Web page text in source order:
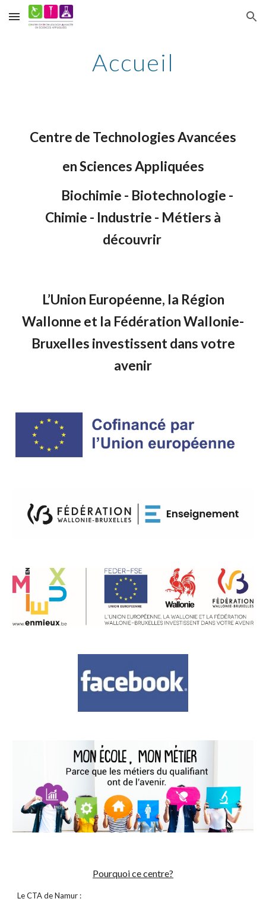
Skip to main content Skip to navigation
Accueil
Centre de Technologies Avancées
en Sciences Appliquées
Biochimie - Biotechnologie -
Chimie - Industrie - Métiers à
découvrir
L’Union Européenne, la Région
Wallonne et la Fédération Wallonie-
Bruxelles investissent dans votre
avenir
Pourquoi ce centre?
Le CTA de Namur :